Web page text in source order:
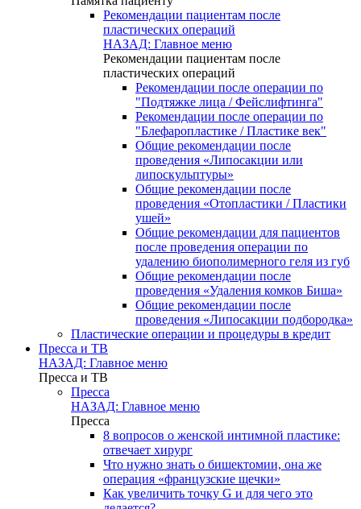
Рекомендации пациентам после
пластических операций
НАЗАД: Главное меню
Рекомендации пациентам после
пластических операций
Рекомендации после операции по
"Подтяжке лица / Фейслифтинга"
Рекомендации после операции по
"Блефаропластике / Пластике век"
Общие рекомендации после
проведения «Липосакции или
липоскульптуры»
Общие рекомендации после
проведения «Отопластики / Пластики
ушей»
Общие рекомендации для пациентов
после проведения операции по
удалению биополимерного геля из губ
Общие рекомендации после
проведения «Удаления комков Биша»
Общие рекомендации после
проведения «Липосакции подбородка»
Пластические операции и процедуры в кредит
Пресса и ТВ
НАЗАД: Главное меню
Пресса и ТВ
Пресса
НАЗАД: Главное меню
Пресса
8 вопросов о женской интимной пластике:
отвечает хирург
Что нужно знать о бишектомии, она же
операция «французские щечки»
Как увеличить точку G и для чего это